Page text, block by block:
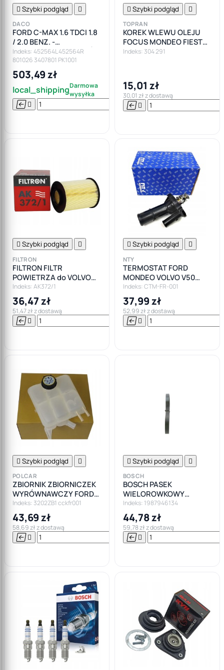
 Szybki podgląd 
DACO
FORD C-MAX 1.6 TDCI 1.8
/ 2.0 BENZ. -
AMORTYZATORY PRZÓD
SPRĘŻYNY ŁOŻYSKA
Indeks: 452564L 452564R
801026 3407801 PK1001
503,49 zł
local_shippingDarmowa
wysyłka
  

 Szybki podgląd 
TOPRAN
KOREK WLEWU OLEJU
FOCUS MONDEO FIESTA
TRANSIT
Indeks: 304 291
15,01 zł
30,01 zł z dostawą
 
 Szybki podgląd 
FILTRON
FILTRON FILTR
POWIETRZA do VOLVO
V40 V50 C30 FORD
FOCUS II III MK2 MK3
TUBA
Indeks: AK372/1
36,47 zł
51,47 zł z dostawą
  

 Szybki podgląd 
NTY
TERMOSTAT FORD
MONDEO VOLVO V50
S40II C30 1.8 2.0
Indeks: CTM-FR-001
37,99 zł
52,99 zł z dostawą
 
 Szybki podgląd 
POLCAR
ZBIORNIK ZBIORNICZEK
WYRÓWNAWCZY FORD
FOCUS II MK2
Indeks: 3202ZB1 cckfr001
43,69 zł
58,69 zł z dostawą
  

 Szybki podgląd 
BOSCH
BOSCH PASEK
WIELOROWKOWY
5PK705ELAST
Indeks: 1987946134
44,78 zł
59,78 zł z dostawą
 